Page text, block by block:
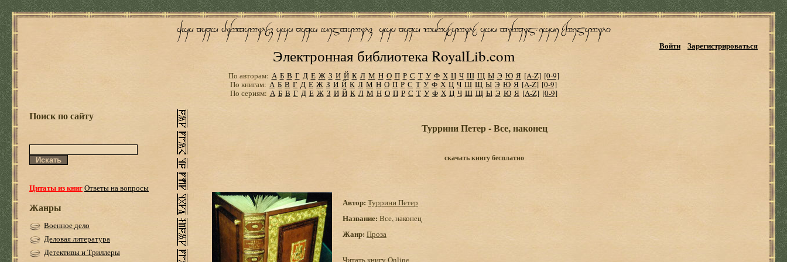
Электронная библиотека RoyalLib.com
Войти Зарегистрироваться
По авторам: А Б В Г Д Е Ж З И Й К Л М Н О П Р С Т У Ф Х Ц Ч Ш Щ Ы Э Ю Я [A-Z] [0-9]
По книгам: А Б В Г Д Е Ж З И Й К Л М Н О П Р С Т У Ф Х Ц Ч Ш Щ Ы Э Ю Я [A-Z] [0-9]
По сериям: А Б В Г Д Е Ж З И Й К Л М Н О П Р С Т У Ф Х Ц Ч Ш Щ Ы Э Ю Я [A-Z] [0-9]
Поиск по сайту
Цитаты из книгОтветы на вопросы
Жанры
Военное дело
Деловая литература
Детективы и Триллеры
Туррини Петер - Все, наконец
скачать книгу бесплатно
Автор: Туррини Петер
Название: Все, наконец
Жанр: Проза
Читать книгу Online